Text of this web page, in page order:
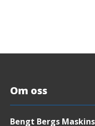
Om oss
Bengt Bergs